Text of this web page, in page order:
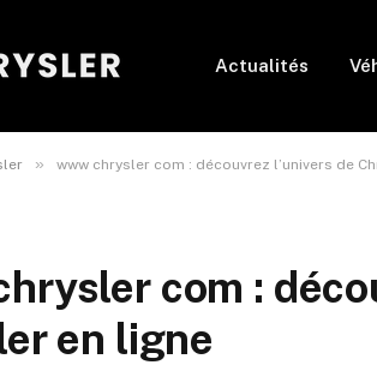
Actualités
» www chrysler com : découvrez l’univers de
com :
en ligne